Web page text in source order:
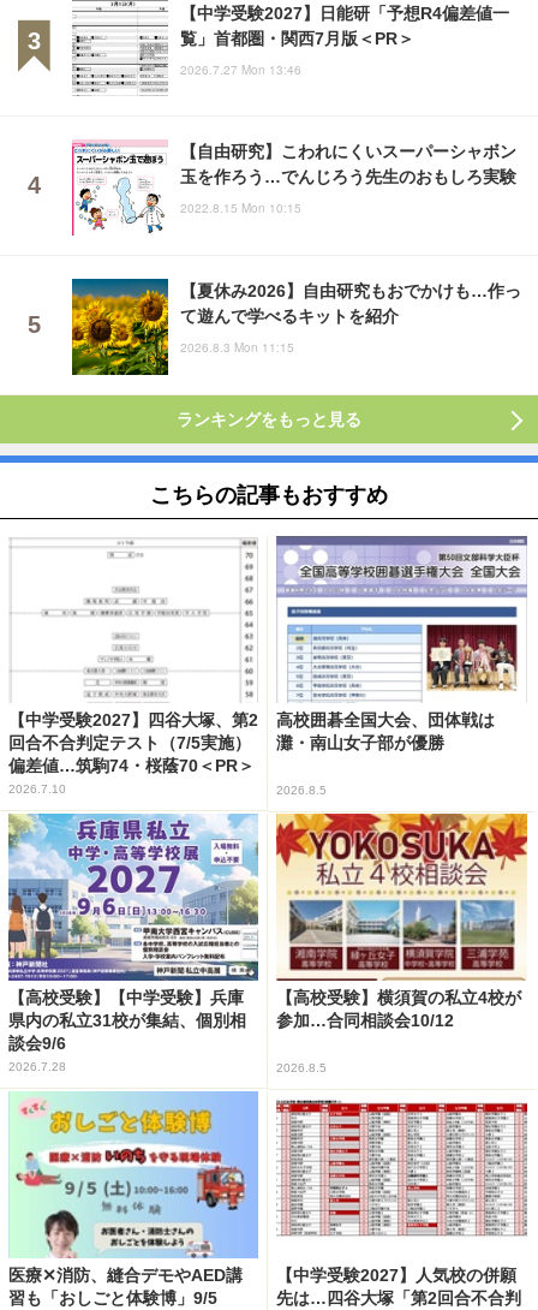
【中学受験2027】日能研「予想R4偏差値一
覧」首都圏・関西7月版＜PR＞
2026.7.27 Mon 13:46
【自由研究】こわれにくいスーパーシャボン
玉を作ろう…でんじろう先生のおもしろ実験
2022.8.15 Mon 10:15
【夏休み2026】自由研究もおでかけも…作っ
て遊んで学べるキットを紹介
2026.8.3 Mon 11:15
ランキングをもっと見る
こちらの記事もおすすめ
【中学受験2027】四谷大塚、第2
回合不合判定テスト（7/5実施）
偏差値…筑駒74・桜蔭70＜PR＞
2026.7.10
高校囲碁全国大会、団体戦は
灘・南山女子部が優勝
2026.8.5
【高校受験】【中学受験】兵庫
県内の私立31校が集結、個別相
談会9/6
2026.7.28
【高校受験】横須賀の私立4校が
参加…合同相談会10/12
2026.8.5
医療✕消防、縫合デモやAED講
習も「おしごと体験博」9/5
【中学受験2027】人気校の併願
先は…四谷大塚「第2回合不合判